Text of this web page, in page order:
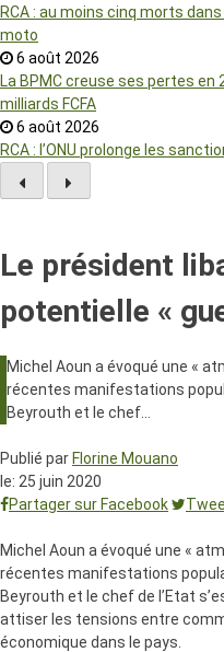
RCA : au moins cinq morts
moto
6 août 2026
La BPMC creuse ses pertes en
milliards FCFA
6 août 2026
RCA : l’ONU prolonge les
Le président
potentielle «
Michel Aoun a évoqué une «
récentes manifestations
Beyrouth et le chef…
Publié parFlorine Mouano
le: 25 juin 2020
Partager sur Facebook
Michel Aoun a évoqué une «
récentes manifestations
Beyrouth et le chef de l’Etat
attiser les tensions entre
économique dans le pays.